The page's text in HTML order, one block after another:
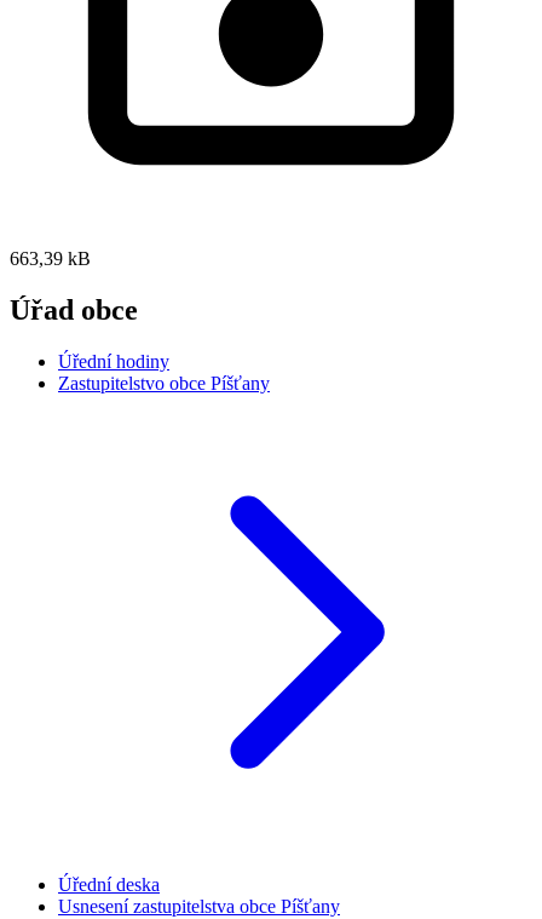
663,39 kB
Úřad obce
Úřední hodiny
Zastupitelstvo obce Píšťany
Úřední deska
Usnesení zastupitelstva obce Píšťany